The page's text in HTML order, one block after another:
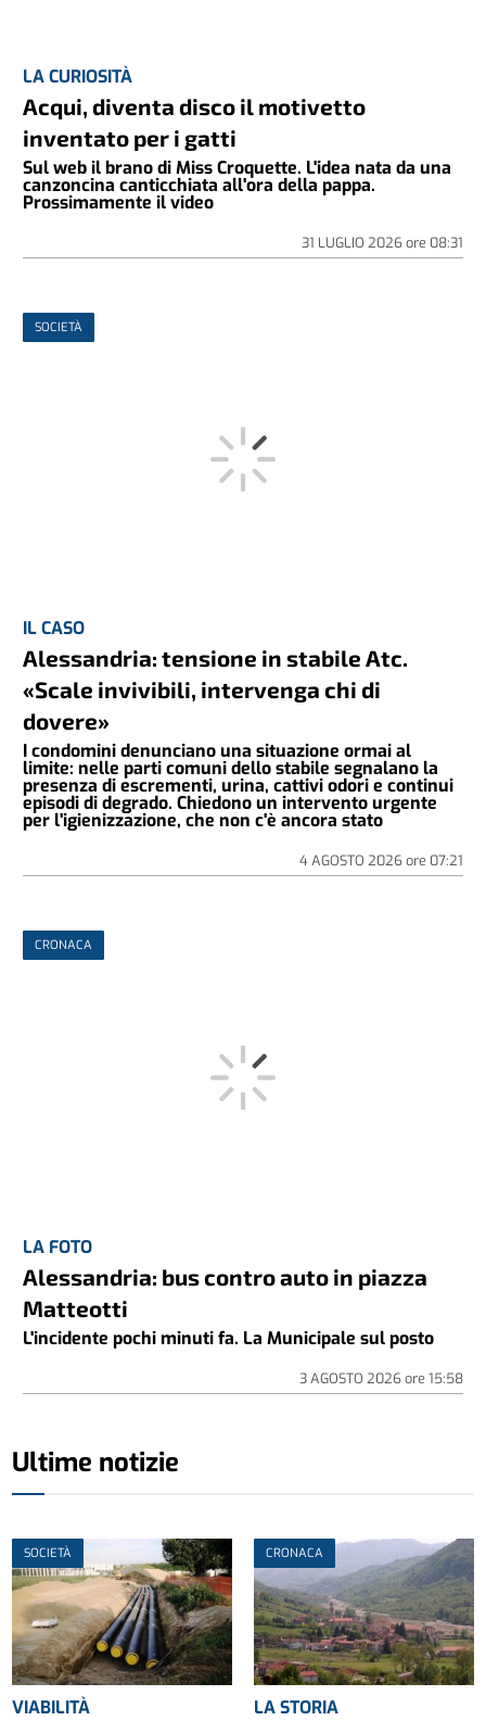
LA CURIOSITÀ
Acqui, diventa disco il motivetto
inventato per i gatti
Sul web il brano di Miss Croquette. L'idea nata da una
canzoncina canticchiata all'ora della pappa.
Prossimamente il video
31 LUGLIO 2026ore 08:31
SOCIETÀ
IL CASO
Alessandria: tensione in stabile Atc.
«Scale invivibili, intervenga chi di
dovere»
I condomini denunciano una situazione ormai al
limite: nelle parti comuni dello stabile segnalano la
presenza di escrementi, urina, cattivi odori e continui
episodi di degrado. Chiedono un intervento urgente
per l'igienizzazione, che non c'è ancora stato
4 AGOSTO 2026ore 07:21
CRONACA
LA FOTO
Alessandria: bus contro auto in piazza
Matteotti
L'incidente pochi minuti fa. La Municipale sul posto
3 AGOSTO 2026ore 15:58
Ultime notizie
SOCIETÀ
VIABILITÀ
CRONACA
LA STORIA